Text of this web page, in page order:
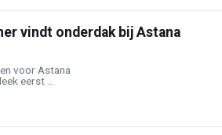
vindt onderdak bij Astana
voor Astana
eerst ...